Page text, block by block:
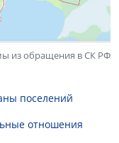
из обращения в СК РФ
поселений
отношения